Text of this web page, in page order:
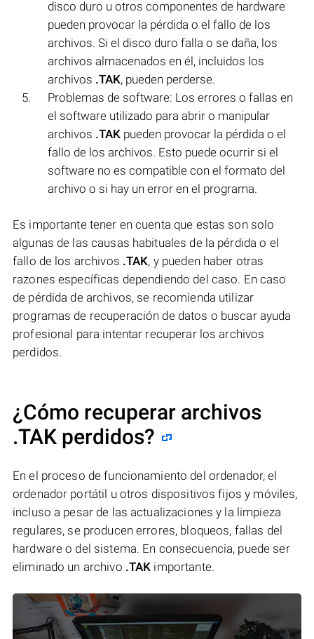
disco duro u otros componentes de hardware
pueden provocar la pérdida o el fallo de los
archivos. Si el disco duro falla o se daña, los
archivos almacenados en él, incluidos los
archivos .TAK, pueden perderse.
Problemas de software: Los errores o fallas en
el software utilizado para abrir o manipular
archivos .TAK pueden provocar la pérdida o el
fallo de los archivos. Esto puede ocurrir si el
software no es compatible con el formato del
archivo o si hay un error en el programa.
Es importante tener en cuenta que estas son solo
algunas de las causas habituales de la pérdida o el
fallo de los archivos .TAK, y pueden haber otras
razones específicas dependiendo del caso. En caso
de pérdida de archivos, se recomienda utilizar
programas de recuperación de datos o buscar ayuda
profesional para intentar recuperar los archivos
perdidos.
¿Cómo recuperar archivos
.TAK perdidos?
En el proceso de funcionamiento del ordenador, el
ordenador portátil u otros dispositivos fijos y móviles,
incluso a pesar de las actualizaciones y la limpieza
regulares, se producen errores, bloqueos, fallas del
hardware o del sistema. En consecuencia, puede ser
eliminado un archivo .TAK importante.